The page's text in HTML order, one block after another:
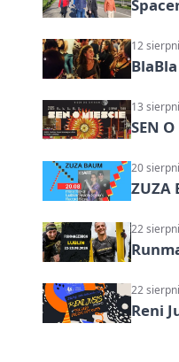
12
13
SEN
20
ZUZA
22
22
Reni